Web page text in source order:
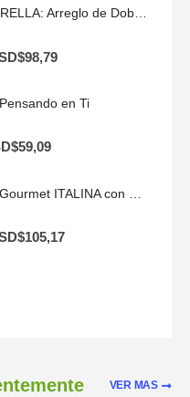
98,79
en Ti
59,09
105,17
VER MAS